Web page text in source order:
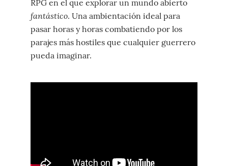
RPG en el que explorar un mundo abierto
fantástico. Una ambientación ideal para
pasar horas y horas combatiendo por los
parajes más hostiles que cualquier guerrero
pueda imaginar.